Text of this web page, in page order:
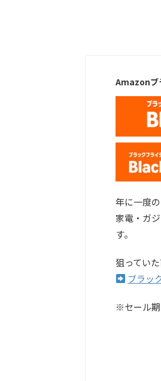
Amazonブ
年に一度の
家電・ガ
す。
狙ってい
ブラッ
※セール期